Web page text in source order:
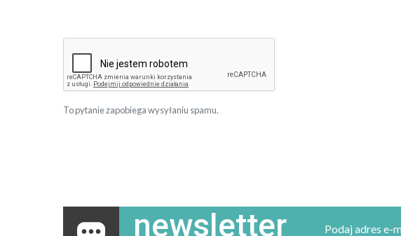
To pytanie zapobiega wysyłaniu spamu.
newsletter